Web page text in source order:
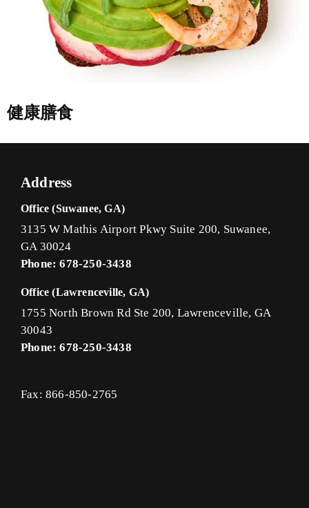
健康膳食
Address
Office (Suwanee, GA)
3135 W Mathis Airport Pkwy Suite 200, Suwanee,
GA 30024
Phone: 678-250-3438
Office (Lawrenceville, GA)
1755 North Brown Rd Ste 200, Lawrenceville, GA
30043
Phone: 678-250-3438
Fax: 866-850-2765